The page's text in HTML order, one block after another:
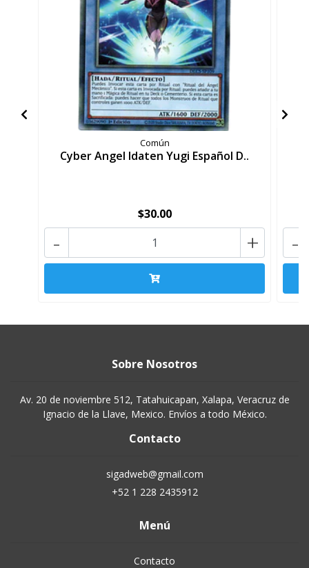
Común
Cyber Angel Idaten Yugi Español D..
$30.00
+
- -
Sobre Nosotros
Av. 20 de noviembre 512, Tatahuicapan, Xalapa, Veracruz de
Ignacio de la Llave, Mexico. Envíos a todo México.
Contacto
sigadweb@gmail.com
+52 1 228 2435912
Menú
Contacto